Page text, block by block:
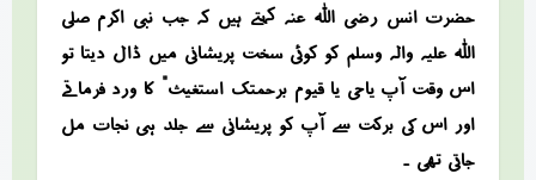
حضرت انس رضی اللہ عنہ کہتے ہیں کہ جب نبی اکرم صلی
اللہ علیہ والہ وسلم کو کوئی سخت پریشانی میں ڈال دیتا تو
اس وقت آپ “یاحی یا قیوم برحمتک استغیث” کا ورد فرماتے
اور اس کی برکت سے آپ کو پریشانی سے جلد ہی نجات مل
جاتی تھی ۔